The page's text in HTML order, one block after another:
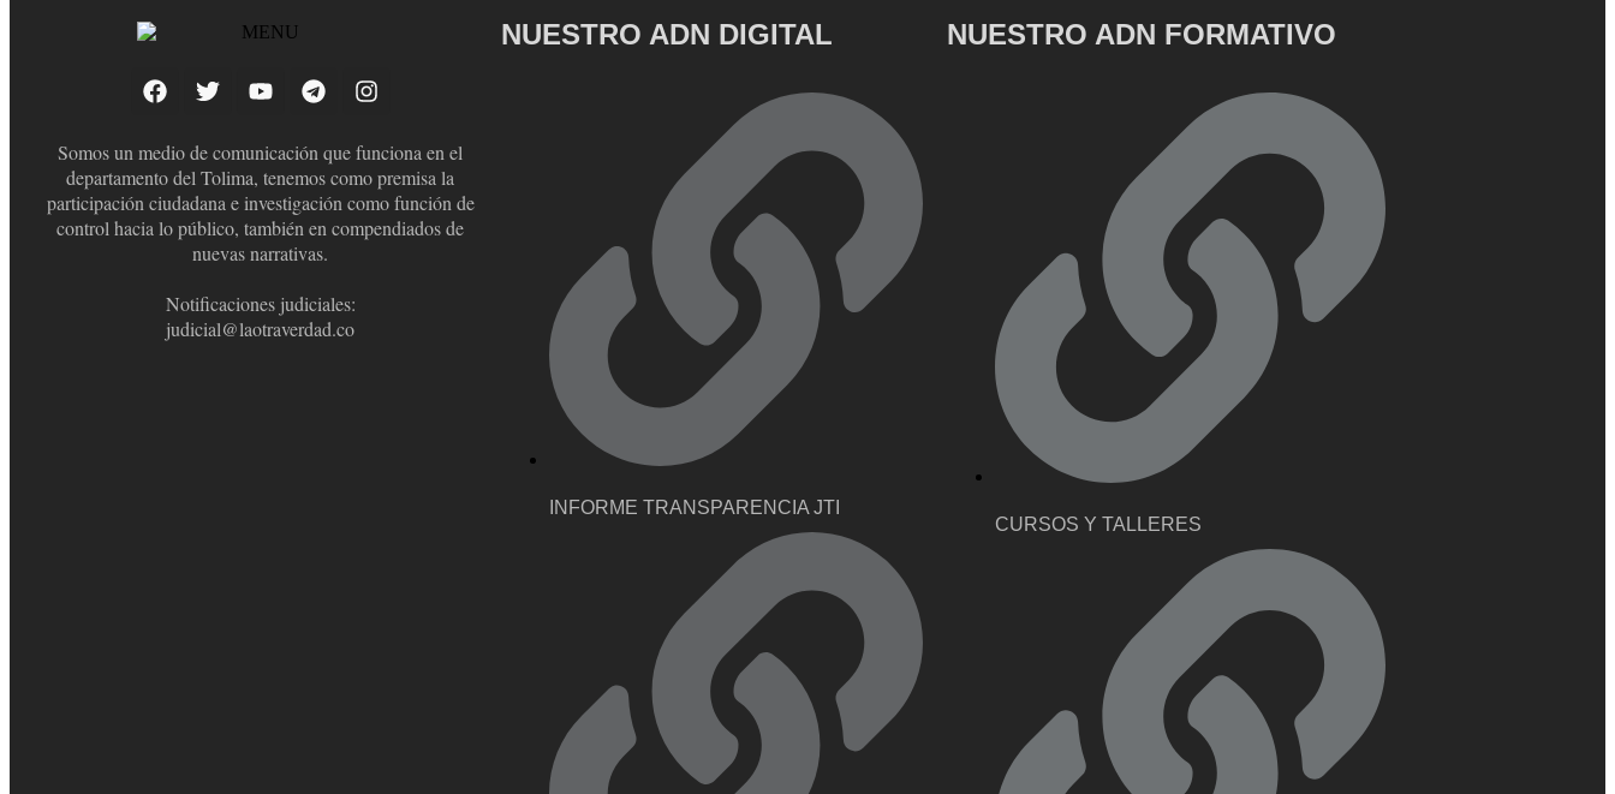
Somos un medio de comunicación que funciona en el
departamento del Tolima, tenemos como premisa la
participación ciudadana e investigación como función de
control hacia lo público, también en compendiados de
nuevas narrativas.
Notificaciones judiciales:
judicial@laotraverdad.co
NUESTRO ADN DIGITAL
INFORME TRANSPARENCIA JTI
NUESTRO ADN FORMATIVO
CURSOS Y TALLERES